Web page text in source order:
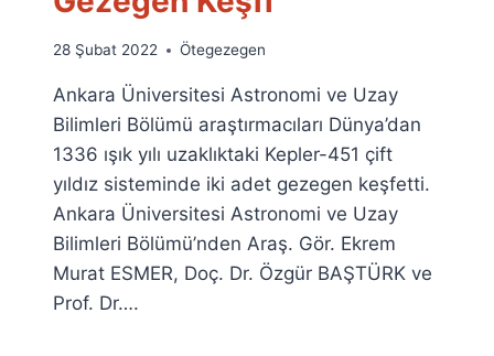
By
Fuat
Özyar
28 Şubat 2022 Ötegezegen
Ankara Üniversitesi Astronomi ve Uzay
Bilimleri Bölümü araştırmacıları Dünya’dan
1336 ışık yılı uzaklıktaki Kepler-451 çift
yıldız sisteminde iki adet gezegen keşfetti.
Ankara Üniversitesi Astronomi ve Uzay
Bilimleri Bölümü’nden Araş. Gör. Ekrem
Murat ESMER, Doç. Dr. Özgür BAŞTÜRK ve
Prof. Dr….